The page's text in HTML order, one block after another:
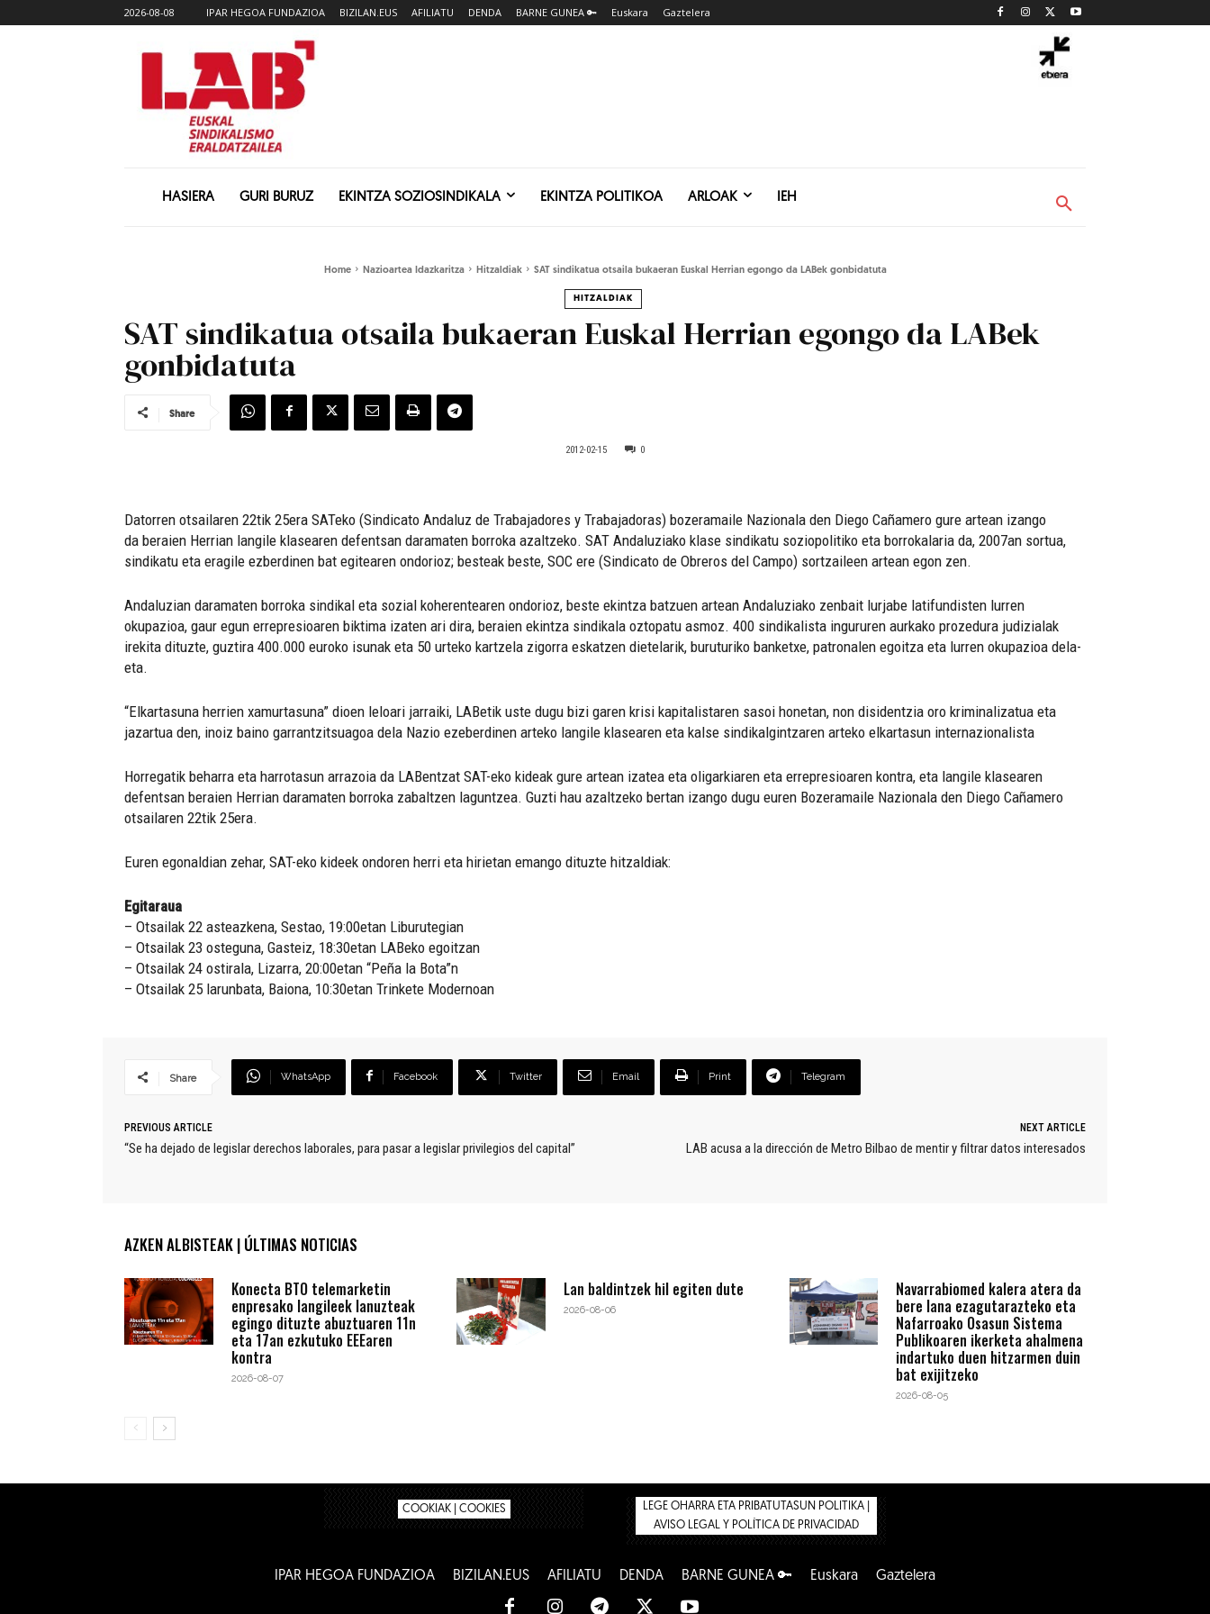
2026-08-08 IPAR HEGOA FUNDAZIOA BIZILAN.EUS AFILIATU DENDA BARNE GUNEA 🔑 Euskara Gaztelera
HASIERA GURI BURUZ EKINTZA SOZIOSINDIKALA EKINTZA POLITIKOA ARLOAK IEH
Home Nazioartea Idazkaritza Hitzaldiak SAT sindikatua otsaila bukaeran Euskal Herrian egongo da LABek gonbidatuta
HITZALDIAK
SAT sindikatua otsaila bukaeran Euskal Herrian egongo da LABek
gonbidatuta
Share
2012-02-15 0
Datorren otsailaren 22tik 25era SATeko (Sindicato Andaluz de Trabajadores y Trabajadoras) bozeramaile Nazionala den Diego Cañamero gure artean izango
da beraien Herrian langile klasearen defentsan daramaten borroka azaltzeko. SAT Andaluziako klase sindikatu soziopolitiko eta borrokalaria da, 2007an sortua,
sindikatu eta eragile ezberdinen bat egitearen ondorioz; besteak beste, SOC ere (Sindicato de Obreros del Campo) sortzaileen artean egon zen.
Andaluzian daramaten borroka sindikal eta sozial koherentearen ondorioz, beste ekintza batzuen artean Andaluziako zenbait lurjabe latifundisten lurren
okupazioa, gaur egun errepresioaren biktima izaten ari dira, beraien ekintza sindikala oztopatu asmoz. 400 sindikalista ingururen aurkako prozedura judizialak
irekita dituzte, guztira 400.000 euroko isunak eta 50 urteko kartzela zigorra eskatzen dietelarik, buruturiko banketxe, patronalen egoitza eta lurren okupazioa dela-
eta.
“Elkartasuna herrien xamurtasuna” dioen leloari jarraiki, LABetik uste dugu bizi garen krisi kapitalistaren sasoi honetan, non disidentzia oro kriminalizatua eta
jazartua den, inoiz baino garrantzitsuagoa dela Nazio ezeberdinen arteko langile klasearen eta kalse sindikalgintzaren arteko elkartasun internazionalista
Horregatik beharra eta harrotasun arrazoia da LABentzat SAT-eko kideak gure artean izatea eta oligarkiaren eta errepresioaren kontra, eta langile klasearen
defentsan beraien Herrian daramaten borroka zabaltzen laguntzea. Guzti hau azaltzeko bertan izango dugu euren Bozeramaile Nazionala den Diego Cañamero
otsailaren 22tik 25era.
Euren egonaldian zehar, SAT-eko kideek ondoren herri eta hirietan emango dituzte hitzaldiak:
Egitaraua
– Otsailak 22 asteazkena, Sestao, 19:00etan Liburutegian
– Otsailak 23 osteguna, Gasteiz, 18:30etan LABeko egoitzan
– Otsailak 24 ostirala, Lizarra, 20:00etan “Peña la Bota”n
– Otsailak 25 larunbata, Baiona, 10:30etan Trinkete Modernoan
Share WhatsApp Facebook Twitter Email Print Telegram
PREVIOUS ARTICLE
“Se ha dejado de legislar derechos laborales, para pasar a legislar privilegios del capital”
NEXT ARTICLE
LAB acusa a la dirección de Metro Bilbao de mentir y filtrar datos interesados
AZKEN ALBISTEAK | ÚLTIMAS NOTICIAS
Konecta BTO telemarketin
enpresako langileek lanuzteak
egingo dituzte abuztuaren 11n
eta 17an ezkutuko EEEaren
kontra
2026-08-07
Lan baldintzek hil egiten dute
2026-08-06
Navarrabiomed kalera atera da
bere lana ezagutarazteko eta
Nafarroako Osasun Sistema
Publikoaren ikerketa ahalmena
indartuko duen hitzarmen duin
bat exijitzeko
2026-08-05
COOKIAK | COOKIES
LEGE OHARRA ETA PRIBATUTASUN POLITIKA |
AVISO LEGAL Y POLÍTICA DE PRIVACIDAD
IPAR HEGOA FUNDAZIOA BIZILAN.EUS AFILIATU DENDA BARNE GUNEA 🔑 Euskara Gaztelera